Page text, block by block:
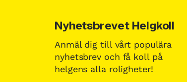
Nyhetsbrevet Helgkoll
Anmäl dig till vårt populära
nyhetsbrev och få koll på
helgens alla roligheter!